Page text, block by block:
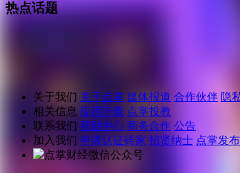
热点话题
关于我们 关于点掌 媒体报道 合作伙伴 隐
相关信息 应用下载 点掌投教
联系我们 帮助中心 商务合作 公告
加入我们 申请认证砖家 招贤纳士 点掌发布